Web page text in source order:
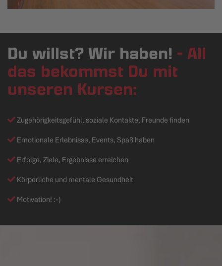
Du willst? Wir haben! - All
das bekommst Du mit
unseren Kursen:
Zugehörigkeitsgefühl, soziale Kontakte, Freunde finden
Emotionale Erlebnisse, Events, Spaß haben
Erfolge, Ziele, Ergebnisse erreichen
Körperliche und mentale Gesundheit
Motivation! :-)